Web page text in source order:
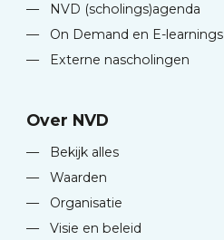
—
NVD (scholings)agenda
—
On Demand en E-learnings
—
Externe nascholingen
Over NVD
—
Bekijk alles
—
Waarden
—
Organisatie
—
Visie en beleid